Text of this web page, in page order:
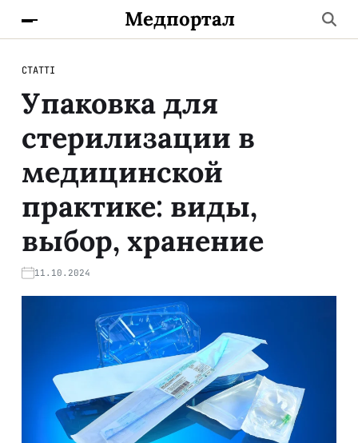
Медпортал
СТАТТІ
Упаковка для
стерилизации в
медицинской
практике: виды,
выбор, хранение
11.10.2024